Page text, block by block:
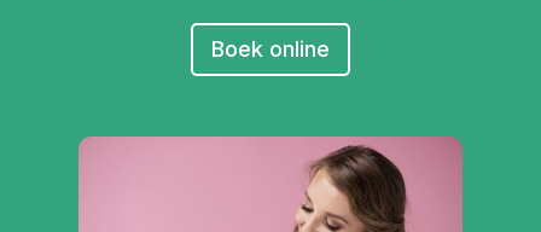
Boek online